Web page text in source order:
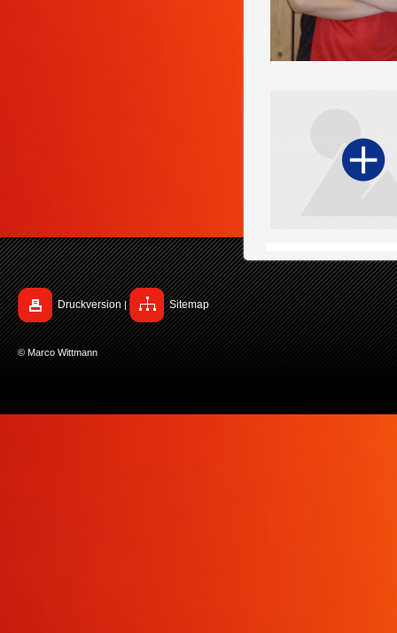
Druckversion | Sitemap
© Marco Wittmann